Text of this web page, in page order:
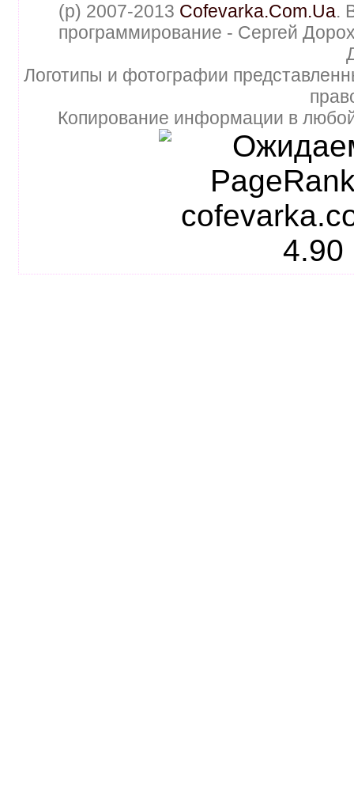
(p) 2007-2013 Cofevarka.Com.Ua.
программирование - Сергей
Логотипы и фотографии
Копирование информации в